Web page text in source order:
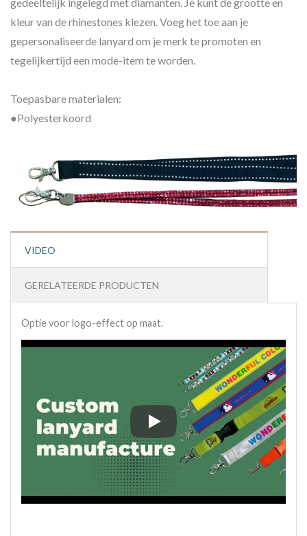
kleur van de rhinestones kiezen. Voeg het toe aan je
gepersonaliseerde lanyard om je merk te promoten en
tegelijkertijd een mode-item te worden.
Toepasbare materialen:
●Polyesterkoord
VIDEO
GERELATEERDE PRODUCTEN
Optie voor logo-effect op maat.
Optie voor logo-effect op maat.